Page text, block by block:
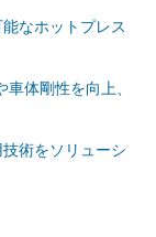
なホットプレス
体剛性を向上、
術をソリューシ